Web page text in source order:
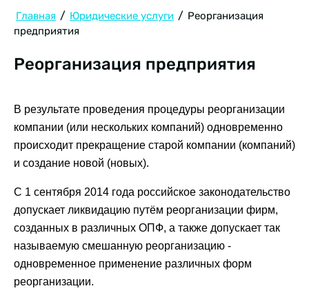
Главная / Юридические услуги / Реорганизация
предприятия
Реорганизация предприятия
В результате проведения процедуры реорганизации
компании (или нескольких компаний) одновременно
происходит прекращение старой компании (компаний)
и создание новой (новых).
С 1 сентября 2014 года российское законодательство
допускает ликвидацию путём реорганизации фирм,
созданных в различных ОПФ, а также допускает так
называемую смешанную реорганизацию -
одновременное применение различных форм
реорганизации.